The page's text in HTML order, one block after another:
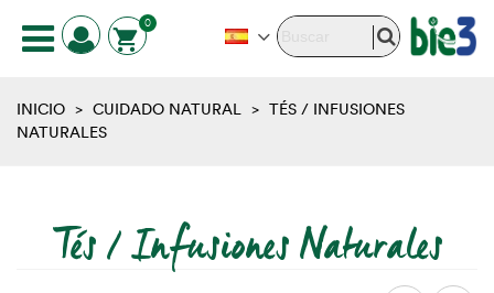
0
INICIO > CUIDADO NATURAL > TÉS / INFUSIONES
NATURALES
Tés / Infusiones Naturales